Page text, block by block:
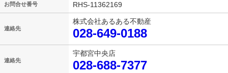
お問合せ番号 RHS-11362169
連絡先
株式会社あるある不動産
028-649-0188
連絡先
宇都宮中央店
028-688-7377